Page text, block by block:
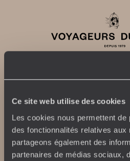
Ce site web utilise des cookies
Les cookies nous permettent
des fonctionnalités relatives
partageons également des
partenaires de médias sociaux,
Lire notre politique de